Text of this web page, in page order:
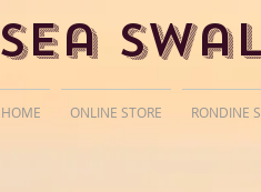
Sea
HOME ONLINE STORE RONDINE